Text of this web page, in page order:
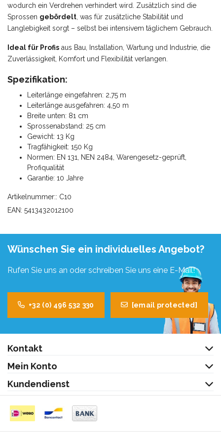
wodurch ein Verdrehen verhindert wird. Zusätzlich sind die
Sprossen gebördelt , was für zusätzliche Stabilität und
Langlebigkeit sorgt – selbst bei intensivem täglichem Gebrauch.
Ideal für Profis aus Bau, Installation, Wartung und Industrie, die
Zuverlässigkeit, Komfort und Flexibilität verlangen.
Spezifikation:
Leiterlänge eingefahren: 2,75 m
Leiterlänge ausgefahren: 4,50 m
Breite unten: 81 cm
Sprossenabstand: 25 cm
Gewicht: 13 Kg
Tragfähigkeit: 150 Kg
Normen: EN 131, NEN 2484, Warengesetz-geprüft,
Profiqualität
Garantie: 10 Jahre
Artikelnummer:: C10
EAN: 5413432012100
Wünschen Sie ein individuelles Angebot?
Rufen Sie uns an oder schreiben Sie uns eine E-Mail!
+32 (0) 496 532 330 [email protected]
Kontakt
Mein Konto
Kundendienst